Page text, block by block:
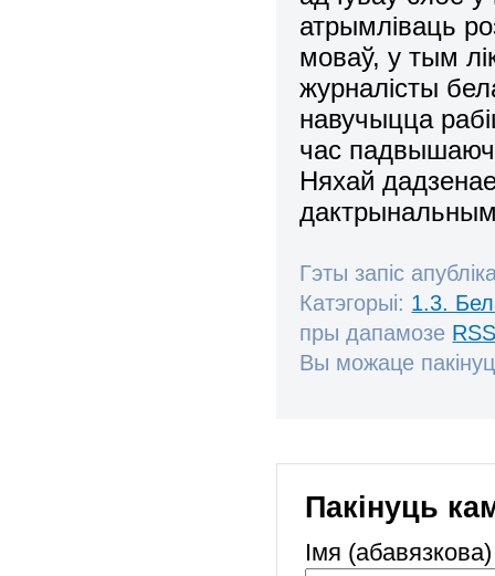
атрымліваць
моваў, у тым
журналісты
навучыцца
час
Няхай
Гэты запіс
Катэгорыі: 1.3.
пры дапамозе
Вы можаце
Пакінуць
Імя (абавязкова)